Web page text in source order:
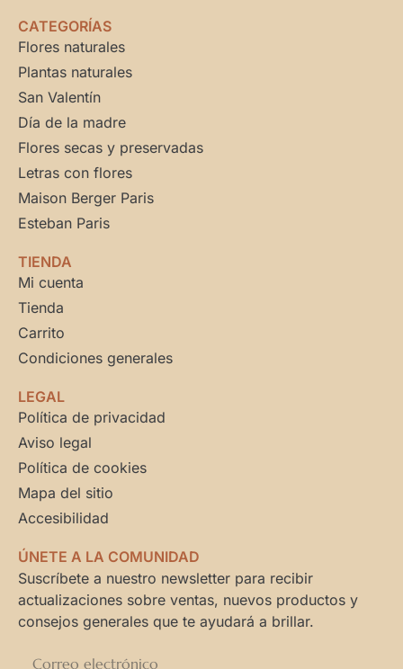
CATEGORÍAS
Flores naturales
Plantas naturales
San Valentín
Día de la madre
Flores secas y preservadas
Letras con flores
Maison Berger Paris
Esteban Paris
TIENDA
Mi cuenta
Tienda
Carrito
Condiciones generales
LEGAL
Política de privacidad
Aviso legal
Política de cookies
Mapa del sitio
Accesibilidad
ÚNETE A LA COMUNIDAD
Suscríbete a nuestro newsletter para recibir
actualizaciones sobre ventas, nuevos productos y
consejos generales que te ayudará a brillar.